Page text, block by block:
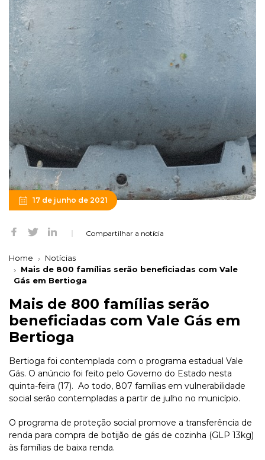
17 de junho de 2021
Compartilhar a notícia
Home
Notícias
Mais de 800 famílias serão beneficiadas com Vale
Gás em Bertioga
Mais de 800 famílias serão
beneficiadas com Vale Gás em
Bertioga
Bertioga foi contemplada com o programa estadual Vale
Gás. O anúncio foi feito pelo Governo do Estado nesta
quinta-feira (17). Ao todo, 807 famílias em vulnerabilidade
social serão contempladas a partir de julho no município.
O programa de proteção social promove a transferência de
renda para compra de botijão de gás de cozinha (GLP 13kg)
às famílias de baixa renda.